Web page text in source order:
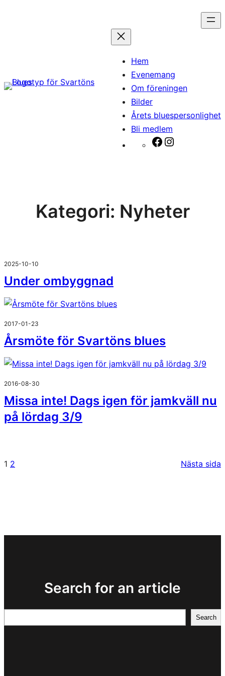
Hem
Evenemang
Om föreningen
Bilder
Årets bluespersonlighet
Bli medlem
Facebook
Kategori: Nyheter
2025-10-10
Under ombyggnad
2017-01-23
Årsmöte för Svartöns blues
2016-08-30
Missa inte! Dags igen för jamkväll nu
på lördag 3/9
1 2 Nästa sida
Search for an article
Search